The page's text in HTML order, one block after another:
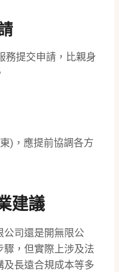
務提交申請，比親身
)，應提前協調各方
建議
司還是開無限公
驟，但實際上涉及法
長遠合規成本等多